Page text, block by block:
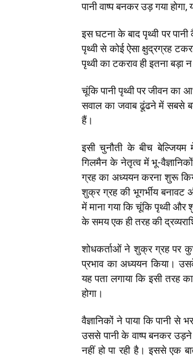
पानी वाष्प बनकर उड़ गया होगा,
इस घटना के बाद पृथ्वी पर
पृथ्वी से कोई ऐसा क्षुद्रग्रह
पृथ्वी का टकराव ही इतना बड़ा
चूंकि पानी पृथ्वी पर जीवन का
सवाल का जवाब ढूंढने में सबसे
हैं।
इसी चुनौती के बीच
गिलमैन के नेतृत्व में भू-
ग्रह का अध्ययन करना शुरू
शुक्र ग्रह की भूगर्भीय
में माना गया कि चूंकि पृथ्वी और
के समय एक ही तरह की
शोधकर्ताओं ने शुक्र ग्रह पर
प्रभाव का अध्ययन किया।
यह पता लगाया कि इसी तरह
होगा।
वैज्ञानिकों ने पाया कि पानी
उससे पानी के वाष्प बनकर
नहीं हो पा रही है। इससे एक